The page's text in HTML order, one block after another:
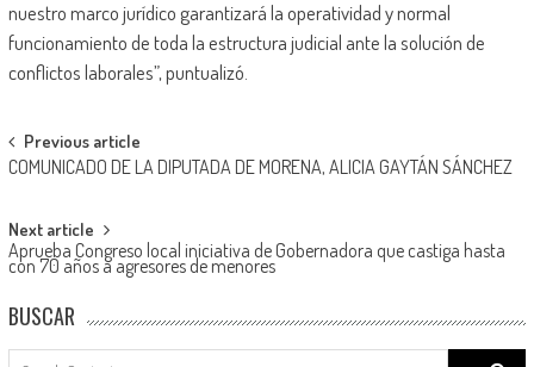
nuestro marco jurídico garantizará la operatividad y normal
funcionamiento de toda la estructura judicial ante la solución de
conflictos laborales”, puntualizó.
Post
navigation
Previous article
COMUNICADO DE LA DIPUTADA DE MORENA, ALICIA GAYTÁN SÁNCHEZ
Next article
Aprueba Congreso local iniciativa de Gobernadora que castiga hasta
con 70 años a agresores de menores
BUSCAR
Search